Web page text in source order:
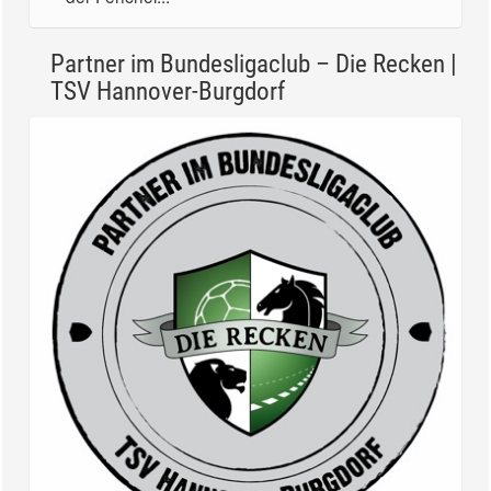
Partner im Bundesligaclub – Die Recken |
TSV Hannover-Burgdorf